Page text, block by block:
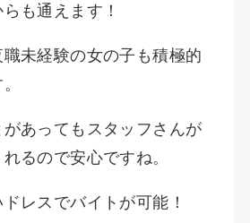
も通えます！
未経験の女の子も積極的
あってもスタッフさんが
るので安心ですね。
レスでバイトが可能！